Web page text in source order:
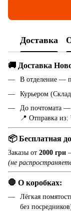
Доставка
🚚 Доставка
В отделение —
Курьером
До почтомата
📍 Отправка из:
📦 Бесплатная
Заказы от 2000 грн
(не
🛑 О коробках:
Лёгкая
без